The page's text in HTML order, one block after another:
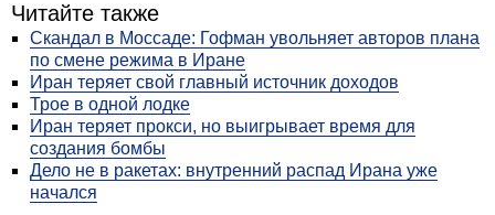
Читайте также
Скандал в Моссаде: Гофман увольняет авторов плана
по смене режима в Иране
Иран теряет свой главный источник доходов
Трое в одной лодке
Иран теряет прокси, но выигрывает время для
создания бомбы
Дело не в ракетах: внутренний распад Ирана уже
начался